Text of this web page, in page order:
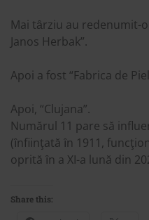
Mai tȃrziu au redenumit-
Janos Herbak”.
Apoi a fost “Fabrica de
Apoi, “Clujana”.
Numărul 11 pare să
(ȋnfiinţată ȋn 1911,
oprită ȋn a XI-a lună din
Share this: